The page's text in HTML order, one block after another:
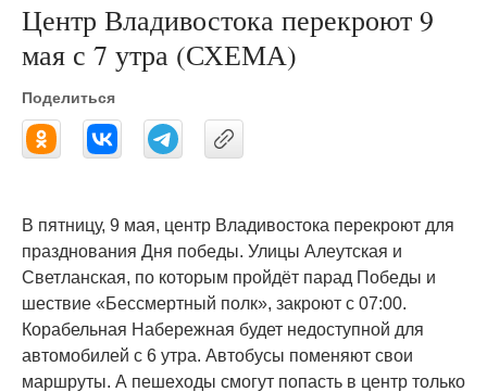
Центр Владивостока перекроют 9
мая с 7 утра (СХЕМА)
Поделиться
В пятницу, 9 мая, центр Владивостока перекроют для
празднования Дня победы. Улицы Алеутская и
Светланская, по которым пройдёт парад Победы и
шествие «Бессмертный полк», закроют с 07:00.
Корабельная Набережная будет недоступной для
автомобилей с 6 утра. Автобусы поменяют свои
маршруты. А пешеходы смогут попасть в центр только